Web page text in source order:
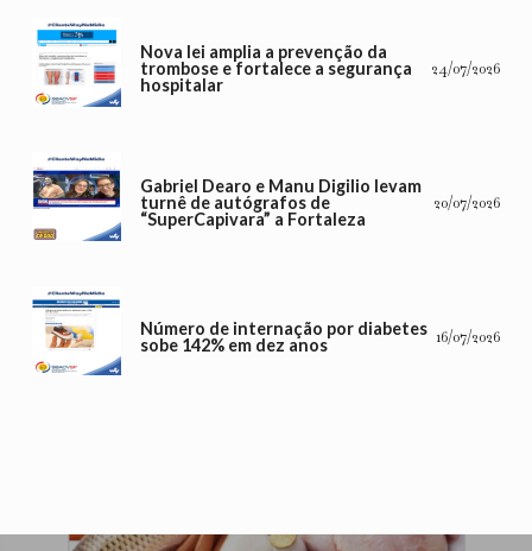
Nova lei amplia a prevenção da
trombose e fortalece a segurança
hospitalar
24/07/2026
Gabriel Dearo e Manu Digilio levam
turnê de autógrafos de
“SuperCapivara” a Fortaleza
20/07/2026
Número de internação por diabetes
sobe 142% em dez anos
16/07/2026